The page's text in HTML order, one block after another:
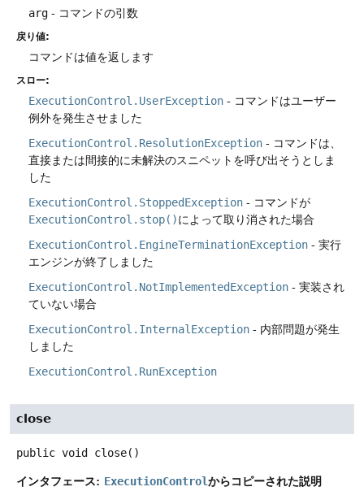
arg - コマンドの引数
戻り値:
コマンドは値を返します
スロー:
ExecutionControl.UserException - コマンドはユーザー
例外を発生させました
ExecutionControl.ResolutionException - コマンドは、
直接または間接的に未解決のスニペットを呼び出そうとしま
した
ExecutionControl.StoppedException - コマンドが
ExecutionControl.stop()によって取り消された場合
ExecutionControl.EngineTerminationException - 実行
エンジンが終了しました
ExecutionControl.NotImplementedException - 実装され
ていない場合
ExecutionControl.InternalException - 内部問題が発生
しました
ExecutionControl.RunException
close
public void close()
インタフェース: ExecutionControlからコピーされた説明